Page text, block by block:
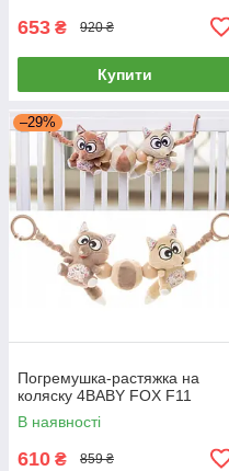
653 ₴ 920 ₴
Купити
–29%
Погремушка-растяжка на
коляску 4BABY FOX F11
В наявності
610 ₴ 859 ₴